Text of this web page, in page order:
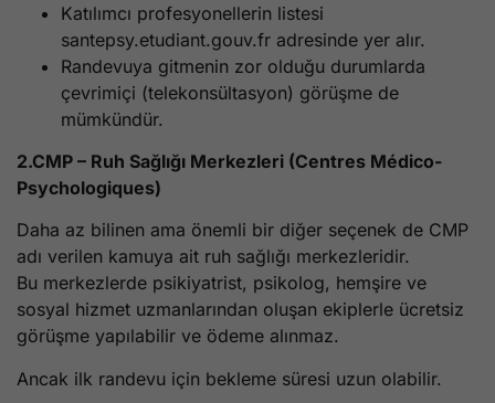
Katılımcı profesyonellerin listesi
santepsy.etudiant.gouv.fr adresinde yer alır.
Randevuya gitmenin zor olduğu durumlarda
çevrimiçi (telekonsültasyon) görüşme de
mümkündür.
2.CMP – Ruh Sağlığı Merkezleri (Centres Médico-
Psychologiques)
Daha az bilinen ama önemli bir diğer seçenek de CMP
adı verilen kamuya ait ruh sağlığı merkezleridir.
Bu merkezlerde psikiyatrist, psikolog, hemşire ve
sosyal hizmet uzmanlarından oluşan ekiplerle ücretsiz
görüşme yapılabilir ve ödeme alınmaz.
Ancak ilk randevu için bekleme süresi uzun olabilir.